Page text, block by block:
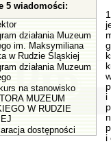
5 wiadomości:
działania Muzeum
im. Maksymiliana
w Rudzie Śląskiej
działania Muzeum
na stanowisko
MUZEUM
W RUDZIE
dostępności
i
i